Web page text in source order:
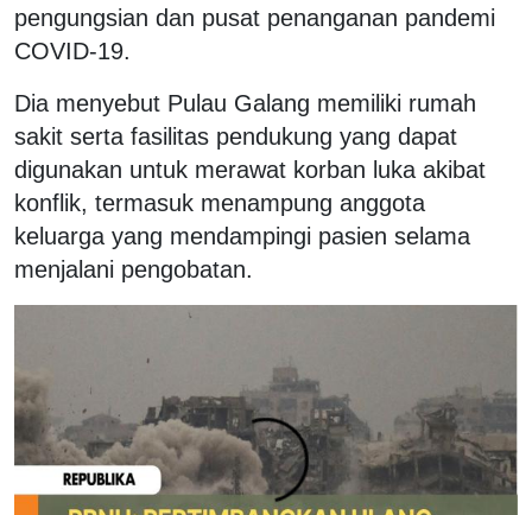
pengungsian dan pusat penanganan pandemi
COVID-19.
Dia menyebut Pulau Galang memiliki rumah
sakit serta fasilitas pendukung yang dapat
digunakan untuk merawat korban luka akibat
konflik, termasuk menampung anggota
keluarga yang mendampingi pasien selama
menjalani pengobatan.